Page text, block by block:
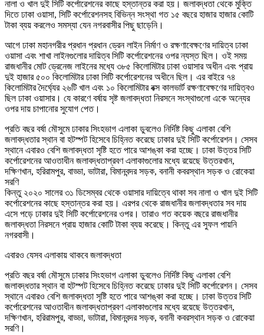
নালা ও খাল দুই সিটি কর্পোরেশনের কাছে হস্তান্তর করা হয়। জলাবদ্ধতা থেকে মুক্তি
দিতে ঢাকা ওয়াসা, সিটি কর্পোরেশনসহ বিভিন্ন সংস্থা গত ১৫ বছরে হাজার হাজার কোটি
টাকা ব্যয় করলেও সমস্যা যেন নগরবাসীর পিছু ছাড়েনি।
আগে ঢাকা মহানগরীর প্রধান প্রধান ড্রেন লাইন নির্মাণ ও রক্ষণাবেক্ষণের দায়িত্ব ঢাকা
ওয়াসা এবং শাখা লাইনগুলোর দায়িত্ব সিটি কর্পোরেশনের ওপর ন্যস্ত ছিল। ওই সময়
রাজধানীর মোট ড্রেনেজ লাইনের মধ্যে ৩৮৫ কিলোমিটার ঢাকা ওয়াসার অধীন এবং প্রায়
দুই হাজার ৫০০ কিলোমিটার ঢাকা সিটি কর্পোরেশনের অধীনে ছিল। এর বাইরে ৭৪
কিলোমিটার দৈর্ঘ্যের ২৬টি খাল এবং ১০ কিলোমিটার বক্স কালভার্ট রক্ষণাবেক্ষণের দায়িত্বও
ছিল ঢাকা ওয়াসার। যে কারণে বর্ষায় সৃষ্ট জলাবদ্ধতা নিরসনে সংস্থাগুলো একে অন্যের
ওপর দায় চাপানোর সুযোগ পেত।
প্রতি বছর বর্ষা মৌসুমে ঢাকার সিংহভাগ এলাকা ডুবলেও নির্দিষ্ট কিছু এলাকা বেশি
জলাবদ্ধতার স্থান বা হটস্পট হিসেবে চিহ্নিত করেছে ঢাকার দুই সিটি কর্পোরেশন। সেসব
স্থানে এবারও বেশি জলাবদ্ধতা সৃষ্টি হতে পারে আশঙ্কা করা হচ্ছে। ঢাকা উত্তর সিটি
কর্পোরেশনের আওতাধীন জলাবদ্ধতাপ্রবণ এলাকাগুলোর মধ্যে রয়েছে উত্তরখান,
দক্ষিণখান, হরিরামপুর, বাড্ডা, ভাটারা, বিমানবন্দর সড়ক, বনানী কবরস্থান সড়ক ও রোকেয়া
সরণি
কিন্তু ২০২০ সালের ৩১ ডিসেম্বর থেকে ওয়াসার দায়িত্বে থাকা সব নালা ও খাল দুই সিটি
কর্পোরেশনের কাছে হস্তান্তর করা হয়। এরপর থেকে রাজধানীর জলাবদ্ধতার সব দায়
এসে পড়ে ঢাকার দুই সিটি কর্পোরেশনের ওপর। তারাও গত কয়েক বছরে রাজধানীর
জলাবদ্ধতা নিরসনে প্রায় হাজার কোটি টাকা ব্যয় করেছে। কিন্তু এর সুফল পায়নি
নগরবাসী।
এবারও যেসব এলাকায় থাকবে জলাবদ্ধতা
প্রতি বছর বর্ষা মৌসুমে ঢাকার সিংহভাগ এলাকা ডুবলেও নির্দিষ্ট কিছু এলাকা বেশি
জলাবদ্ধতার স্থান বা হটস্পট হিসেবে চিহ্নিত করেছে ঢাকার দুই সিটি কর্পোরেশন। সেসব
স্থানে এবারও বেশি জলাবদ্ধতা সৃষ্টি হতে পারে আশঙ্কা করা হচ্ছে। ঢাকা উত্তর সিটি
কর্পোরেশনের আওতাধীন জলাবদ্ধতাপ্রবণ এলাকাগুলোর মধ্যে রয়েছে উত্তরখান,
দক্ষিণখান, হরিরামপুর, বাড্ডা, ভাটারা, বিমানবন্দর সড়ক, বনানী কবরস্থান সড়ক ও রোকেয়া
সরণি।